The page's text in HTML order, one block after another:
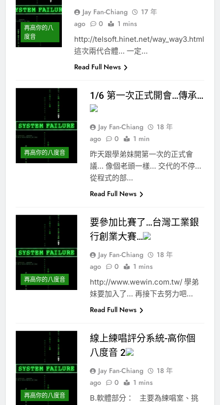
再高你的八
度音
Jay Fan-Chiang
17 年
ago
0 1 mins
http://telsoft.hinet.net/way_way3.html
這次兩代合體… 一定…
Read Full News
再高你的八度音
1/6 第一次正式開會…傳承…
Jay Fan-Chiang
18 年
ago
0 1 min
昨天跟學弟妹開第一次的正式會
議… 像個老頭一樣… 交代的不停…
從程式的部…
Read Full News
再高你的八度音
要參加比賽了…台灣工業銀
行創業大賽…
Jay Fan-Chiang
18 年
ago
0 1 mins
http://www.wewin.com.tw/ 學弟
妹要加入了… 再接下去努力吧…
Read Full News
再高你的八度音
線上練唱評分系統-高你個
八度音 2
Jay Fan-Chiang
18 年
ago
0 1 mins
B.軟體部分： 主要為練唱室、挑